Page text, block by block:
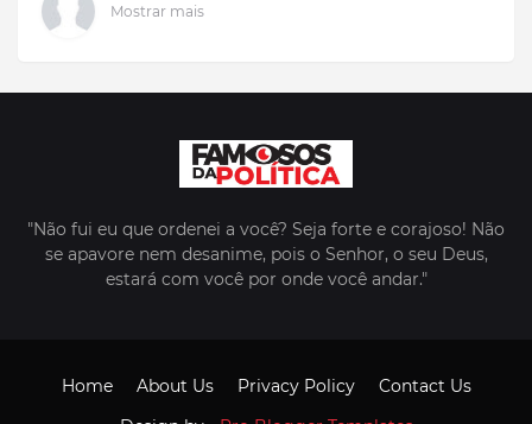
Mostrar mais
"Não fui eu que ordenei a você? Seja forte e corajoso! Não
se apavore nem desanime, pois o Senhor, o seu Deus,
estará com você por onde você andar."
Home About Us Privacy Policy Contact Us